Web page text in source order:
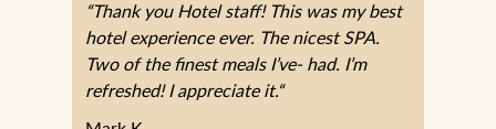
“Thank you Hotel staff! This was my best
hotel experience ever. The nicest SPA.